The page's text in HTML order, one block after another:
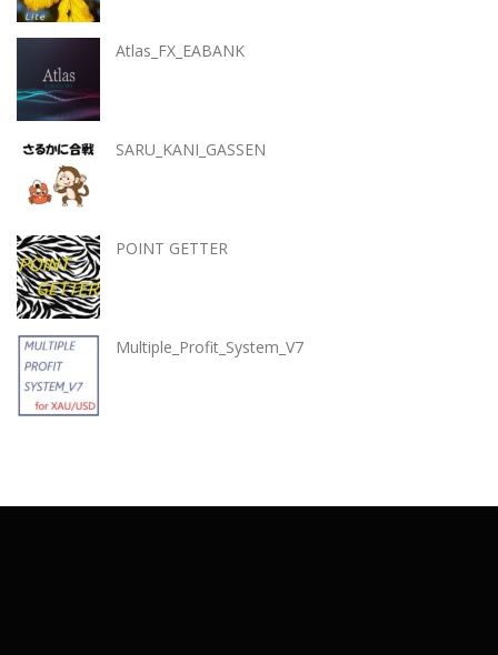
Atlas_FX_EABANK
SARU_KANI_GASSEN
POINT GETTER
Multiple_Profit_System_V7